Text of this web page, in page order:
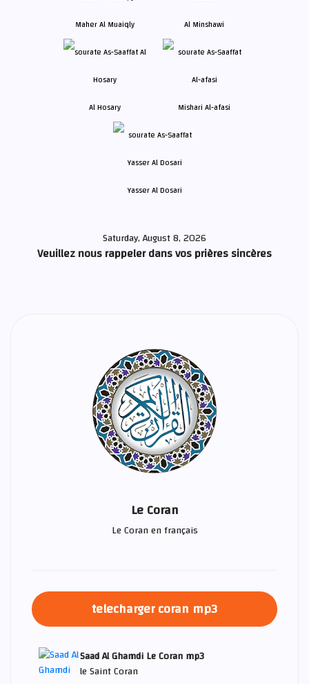
Maher Al Muaiqly Al Minshawi
Al Hosary Mishari Al-afasi
Yasser Al Dosari
Saturday, August 8, 2026
Veuillez nous rappeler dans vos prières sincères
Le Coran
Le Coran en français
telecharger coran mp3
Saad Al Ghamdi Le Coran mp3
le Saint Coran